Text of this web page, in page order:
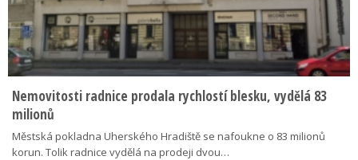
Nemovitosti radnice prodala rychlostí blesku, vydělá 83
milionů
Městská pokladna Uherského Hradiště se nafoukne o 83 milionů
korun. Tolik radnice vydělá na prodeji dvou…